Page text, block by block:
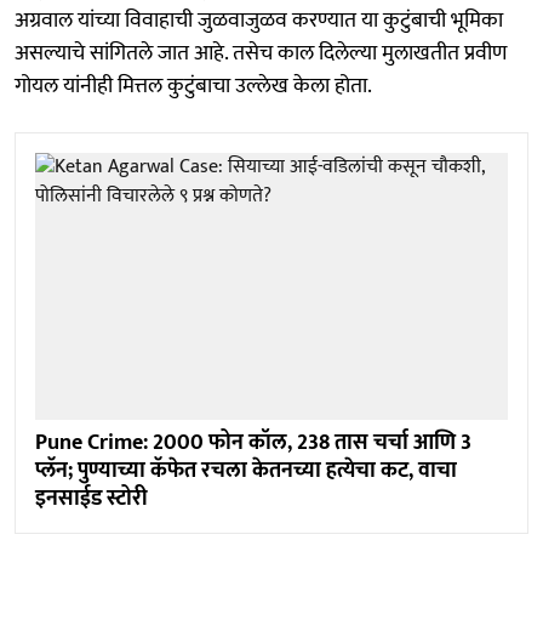
अग्रवाल यांच्या विवाहाची जुळवाजुळव करण्यात या कुटुंबाची भूमिका
असल्याचे सांगितले जात आहे. तसेच काल दिलेल्या मुलाखतीत प्रवीण
गोयल यांनीही मित्तल कुटुंबाचा उल्लेख केला होता.
Pune Crime: 2000 फोन कॉल, 238 तास चर्चा आणि 3
प्लॅन; पुण्याच्या कॅफेत रचला केतनच्या हत्येचा कट, वाचा
इनसाईड स्टोरी